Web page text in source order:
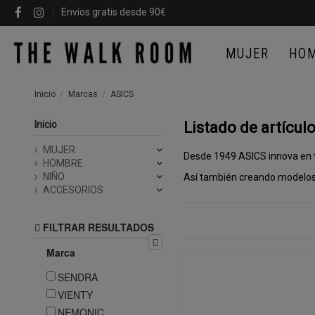
Envíos gratis desde 90€
MUJER
Inicio Marcas ASICS
Listado de
Desde 1949 ASICS innova
Así también creando
Inicio
MUJER
HOMBRE
NIÑO
ACCESORIOS
FILTRAR RESULTADOS
Marca
SENDRA
VIENTY